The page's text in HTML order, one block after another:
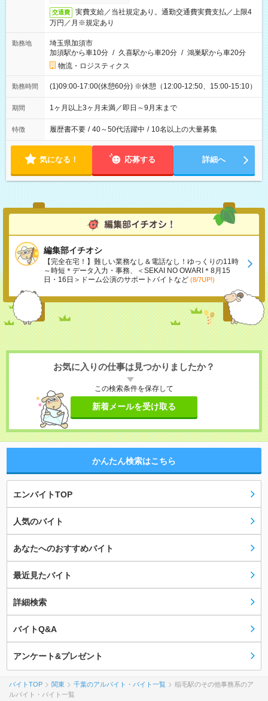
交通費
実費支給／当社規定あり。通勤交通費実費支払／上限4
万円／月※規定あり
勤務地
埼玉県加須市
加須駅から車10分 / 久喜駅から車20分 / 鴻巣駅から車20分
物流・ロジスティクス
勤務時間 (1)09:00-17:00(休憩60分) ※休憩（12:00-12:50、15:00-15:10）
期間 1ヶ月以上3ヶ月未満／即日～9月末まで
特徴 履歴書不要 / 40～50代活躍中 / 10名以上の大量募集
気になる！ 応募する 詳細へ
編集部イチオシ
【完全在宅！】難しい業務なし＆電話なし！ゆっくりの11時
～時短＊データ入力・事務、＜SEKAI NO OWARI＊8月15
日・16日＞ドーム公演のサポートバイトなど (8/7UP!)
お気に入りの仕事は見つかりましたか？
この検索条件を保存して
新着メールを受け取る
かんたん検索はこちら
エンバイトTOP
人気のバイト
あなたへのおすすめバイト
最近見たバイト
詳細検索
バイトQ&A
アンケート&プレゼント
バイトTOP 関東 千葉のアルバイト・バイト一覧
稲毛駅のその他事務系のア
ルバイト・バイト一覧